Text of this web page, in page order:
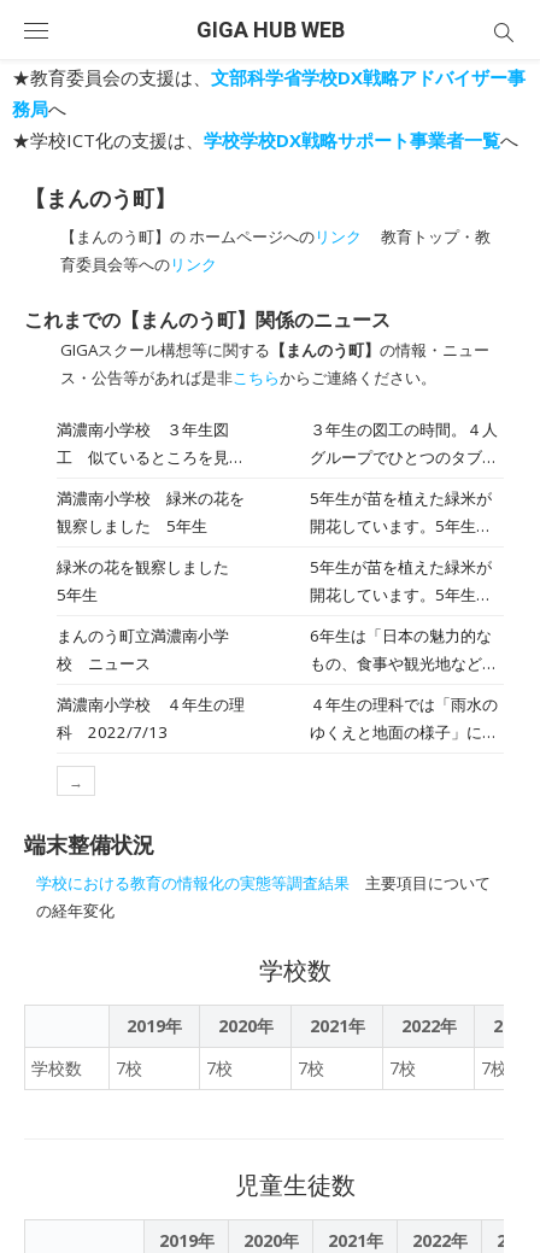
content
GIGA HUB WEB
★教育委員会の支援は、 文部科学省学校DX戦略アドバイザー事
務局へ
★学校ICT化の支援は、 学校学校DX戦略サポート事業者一覧へ
【まんのう町】
【まんのう町】の ホームページへのリンク
教育トップ・教
育委員会等へのリンク
これまでの【まんのう町】関係のニュース
GIGAスクール構想等に関する 【まんのう町】 の情報・ニュー
ス・公告等があれば是非こちらからご連絡ください。
満濃南小学校 ３年生図
工 似ているところを見つ
３年生の図工の時間。４人
グループでひとつのタブレ
してみています。何をして
いるのかな? どうやら画
面に映し出された二つの絵
画を見比べて、「ここがよ
く似ているね」「この部分
は同じように見えるよ」と
話し合っています。示され
た画像はいずれも名作ばか
り。似ているところが見つ
満濃南小学校 緑米の花を
観察しました 5年生
5年生が苗を植えた緑米が
開花しています。5年生は
で、花の観察会をしまし
た。はじめにお米の花につ
いてお話を聞き、その後、
観察を開始。子どもたちは
ルーペを使って花を観察
し、端末で写真にとり、そ
の部分の名前を書き込んだ
という虫ですか？」と質問
緑米の花を観察しました
5年生
5年生が苗を植えた緑米が
開花しています。5年生は
で、花の観察会をしまし
た。はじめにお米の花につ
いてお話を聞き、その後、
観察を開始。子どもたちは
たりしていました。中には
という虫ですか？」と質問
をしている児童もいまし
た。
まんのう町立満濃南小学
校 ニュース
6年生は「日本の魅力的な
もの、食事や観光地などを
で学習をしています。子ど
もたちは学習したフレーズ
だちに紹介していました。
チをして聞いてもらってい
満濃南小学校 ４年生の理
科 2022/7/13
４年生の理科では「雨水の
ゆくえと地面の様子」につ
たまりはなかったと思う」
など予想を立ててから取り
を撮影したりして意欲的に
学習していました。
→
端末整備状況
学校における教育の情報化の実態等調査結果 主要項目について
の経年変化
学校数
2019年 2020年 2021年 2022年
2023
学校数
7校 7校 7校 7校 7校
児童生徒数
2019年 2020年 2021年 2022年
2023